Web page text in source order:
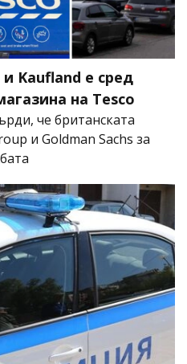
Kaufland е сред
на Tesco
че британската
и Goldman Sachs за